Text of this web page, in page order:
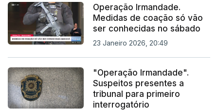
Operação Irmandade.
Medidas de coação só vão
ser conhecidas no sábado
23 Janeiro 2026, 20:49
"Operação Irmandade".
Suspeitos presentes a
tribunal para primeiro
interrogatório